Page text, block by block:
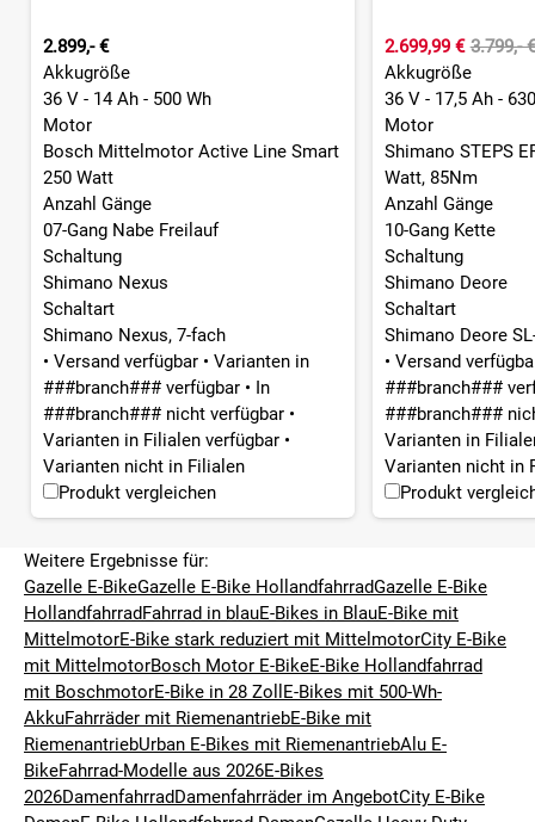
2.899,- €
Akkugröße
36 V - 14 Ah - 500 Wh
Motor
Bosch Mittelmotor Active Line Smart
250 Watt
Anzahl Gänge
07-Gang Nabe Freilauf
Schaltung
Shimano Nexus
Schaltart
Shimano Nexus, 7-fach
• Versand verfügbar • Varianten in
###branch### verfügbar • In
###branch### nicht verfügbar •
Varianten in Filialen verfügbar •
Varianten nicht in Filialen
Produkt vergleichen
2.699,99 € 3.799,-
Akkugröße
36 V - 17,5 Ah -
Motor
Shimano STEPS
Watt, 85Nm
Anzahl Gänge
10-Gang Kette
Schaltung
Shimano Deore
Schaltart
Shimano Deore
• Versand
###branch###
###branch###
Varianten in
Varianten nicht in
Produkt
Weitere Ergebnisse für:
Gazelle E-BikeGazelle E-Bike HollandfahrradGazelle E-Bike
HollandfahrradFahrrad in blauE-Bikes in BlauE-Bike mit
MittelmotorE-Bike stark reduziert mit MittelmotorCity E-Bike
mit MittelmotorBosch Motor E-BikeE-Bike Hollandfahrrad
mit BoschmotorE-Bike in 28 Zoll E-Bikes mit 500-Wh-
AkkuFahrräder mit RiemenantriebE-Bike mit
RiemenantriebUrban E-Bikes mit RiemenantriebAlu E-
BikeFahrrad-Modelle aus 2026E-Bikes
2026DamenfahrradDamenfahrräder im AngebotCity E-Bike